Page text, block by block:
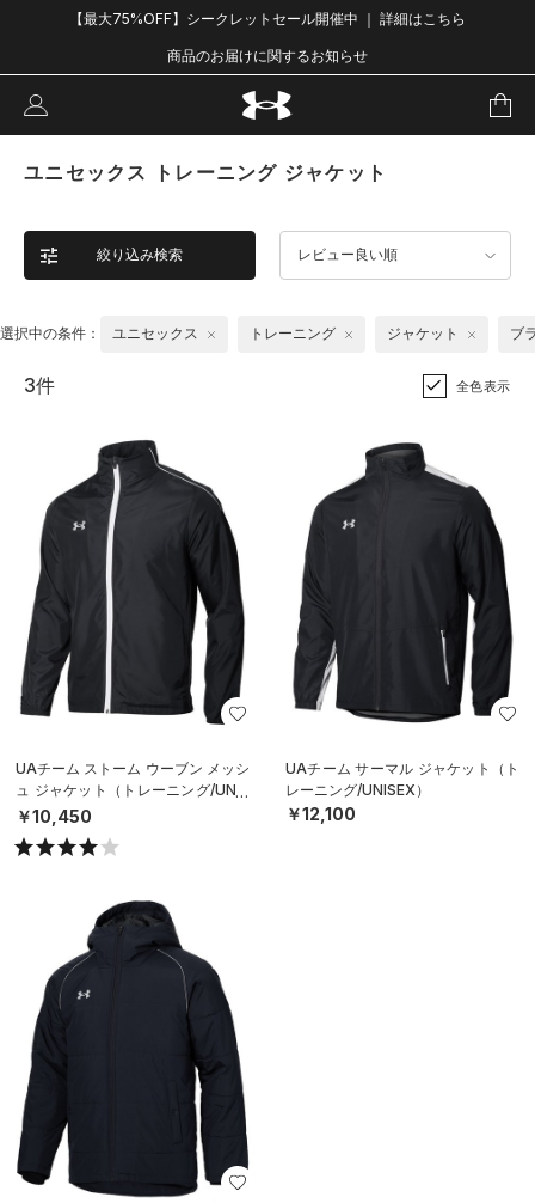
【最大75%OFF】シークレットセール開催中 ｜ 詳細はこちら
商品のお届けに関するお知らせ
ユニセックス トレーニング ジャケット
絞り込み検索 レビュー良い順
選択中の条件： ユニセックス トレーニング ジャケット ブ
3件 全色表示
UAチーム ストーム ウーブン メッシ
ュ ジャケット（トレーニング/UNIS
EX）
￥10,450
UAチーム サーマル ジャケット（ト
レーニング/UNISEX）
￥12,100